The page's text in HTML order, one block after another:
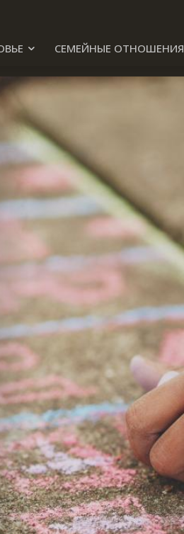
СЕМЕЙНЫЕ ОТНОШЕНИЯ